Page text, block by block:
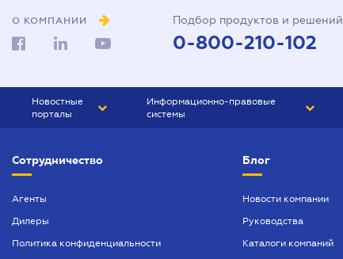
О КОМПАНИИ Подбор продуктов и решений
0-800-210-102
Новостные
порталы
БИЗНЕС
Информационно-правовые
системы
БУХГАЛТЕР ПРОФ
ЮРИСТ ПРОФ
Сотрудничество
Агенты
Дилеры
Политика конфиденциальности
Блог
Новости компании
Руководства
Каталоги компаний